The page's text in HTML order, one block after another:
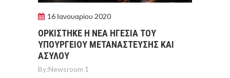
16 Ιανουαρίου 2020
ΟΡΚΙΣΤΗΚΕ Η ΝΕΑ ΗΓΕΣΙΑ ΤΟΥ
ΥΠΟΥΡΓΕΙΟΥ ΜΕΤΑΝΑΣΤΕΥΣΗΣ ΚΑΙ
ΑΣΥΛΟΥ
By:Newsroom 1